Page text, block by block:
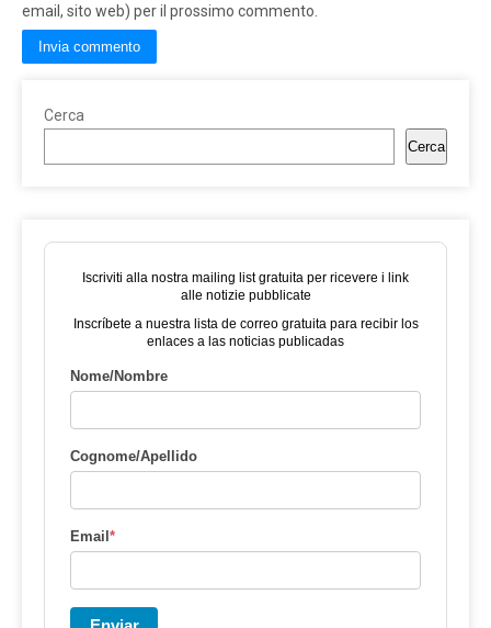
email, sito web) per il prossimo commento.
Cerca
Cerca
Iscriviti alla nostra mailing list gratuita per ricevere i link
alle notizie pubblicate
Inscríbete a nuestra lista de correo gratuita para recibir los
enlaces a las noticias publicadas
Nome/Nombre
Cognome/Apellido
Email*